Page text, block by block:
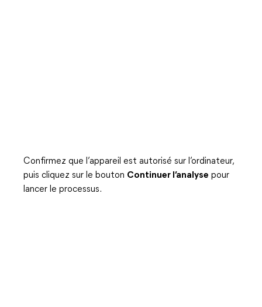
Confirmez que l’appareil est autorisé sur l’ordinateur,
puis cliquez sur le bouton Continuer l’analyse pour
lancer le processus.